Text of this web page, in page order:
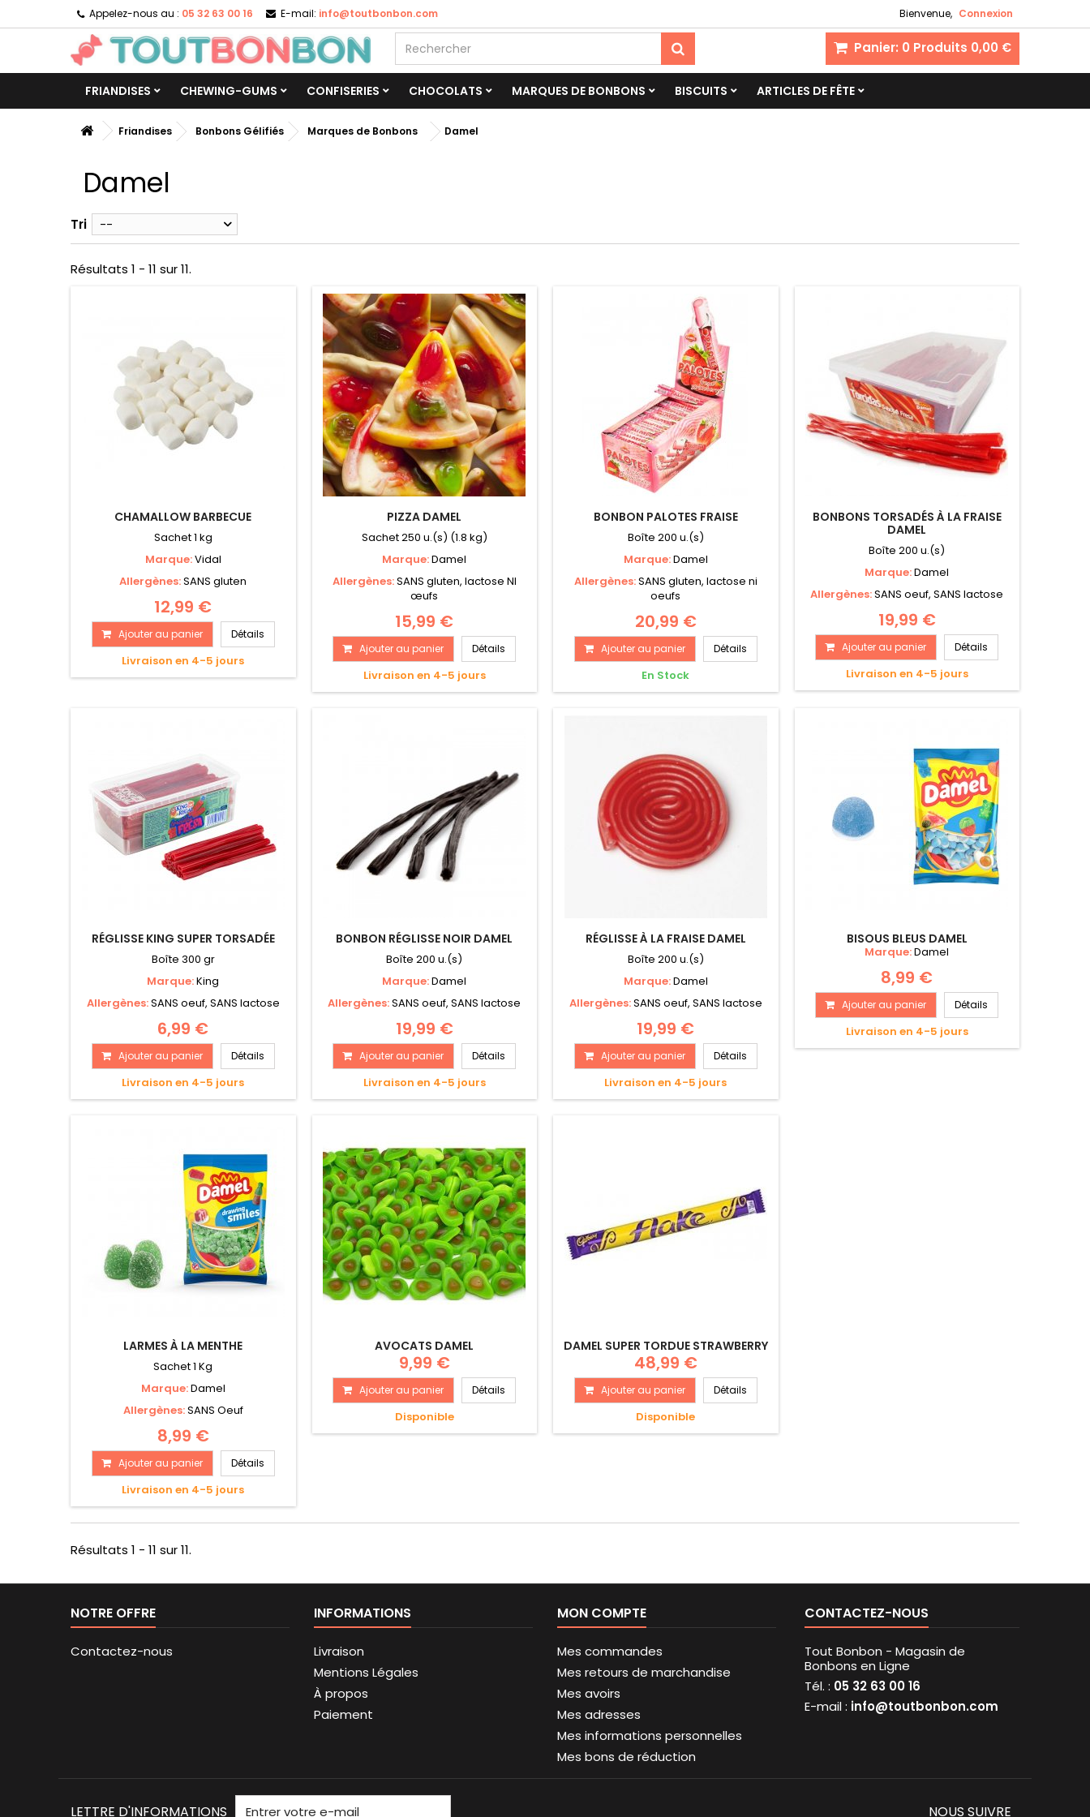
Bienvenue, Connexion
Appelez-nous au : 05 32 63 00 16 E-mail: info@toutbonbon.com
Panier: 0 Produits 0,00 €
FRIANDISES CHEWING-GUMS CONFISERIES CHOCOLATS MARQUES DE BONBONS BISCUITS ARTICLES DE FÊTE
Friandises Bonbons Gélifiés Marques de Bonbons Damel
Damel
Tri --
Résultats 1 - 11 sur 11.
CHAMALLOW BARBECUE
Sachet 1 kg
Marque:Vidal
Allergènes:SANS gluten
12,99 €
Ajouter au panier Détails
Livraison en 4-5 jours
PIZZA DAMEL
Sachet 250 u.(s) (1.8 kg)
Marque:Damel
Allergènes:SANS gluten, lactose NI
œufs
15,99 €
Ajouter au panier Détails
Livraison en 4-5 jours
BONBON PALOTES FRAISE
Boîte 200 u.(s)
Marque:Damel
Allergènes:SANS gluten, lactose ni
oeufs
20,99 €
Ajouter au panier Détails
En Stock
BONBONS TORSADÉS À LA FRAISE
DAMEL
Boîte 200 u.(s)
Marque:Damel
Allergènes:SANS oeuf, SANS lactose
19,99 €
Ajouter au panier Détails
Livraison en 4-5 jours
RÉGLISSE KING SUPER TORSADÉE
Boîte 300 gr
Marque:King
Allergènes:SANS oeuf, SANS lactose
6,99 €
Ajouter au panier Détails
Livraison en 4-5 jours
BONBON RÉGLISSE NOIR DAMEL
Boîte 200 u.(s)
Marque:Damel
Allergènes:SANS oeuf, SANS lactose
19,99 €
Ajouter au panier Détails
Livraison en 4-5 jours
RÉGLISSE À LA FRAISE DAMEL
Boîte 200 u.(s)
Marque:Damel
Allergènes:SANS oeuf, SANS lactose
19,99 €
Ajouter au panier Détails
Livraison en 4-5 jours
BISOUS BLEUS DAMEL
Marque:Damel
8,99 €
Ajouter au panier Détails
Livraison en 4-5 jours
LARMES À LA MENTHE
Sachet 1 Kg
Marque:Damel
Allergènes:SANS Oeuf
8,99 €
Ajouter au panier Détails
Livraison en 4-5 jours
AVOCATS DAMEL
9,99 €
Ajouter au panier Détails
Disponible
DAMEL SUPER TORDUE STRAWBERRY
48,99 €
Ajouter au panier Détails
Disponible
Résultats 1 - 11 sur 11.
NOTRE OFFRE
Contactez-nous
INFORMATIONS
Livraison
Mentions Légales
À propos
Paiement
MON COMPTE
Mes commandes
Mes retours de marchandise
Mes avoirs
Mes adresses
Mes informations personnelles
Mes bons de réduction
CONTACTEZ-NOUS
Tout Bonbon - Magasin de
Bonbons en Ligne
Tél. : 05 32 63 00 16
E-mail : info@toutbonbon.com
LETTRE D'INFORMATIONS NOUS SUIVRE